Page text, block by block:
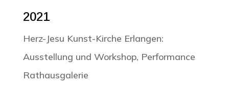
2021
Herz-Jesu Kunst-Kirche Erlangen:
Ausstellung und Workshop, Performance
Rathausgalerie